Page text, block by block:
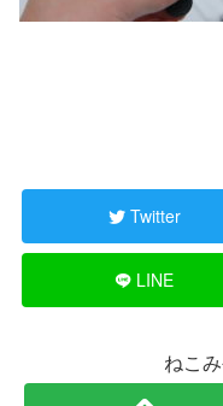
Twitter
LINE
ねこ